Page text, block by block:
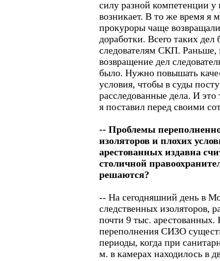
силу разной компетенции у
возникает. В то же время я
прокуроры чаще
доработки. Всего таких
следователям СКП. Раньше,
возвращение дел
было. Нужно повышать
условия, чтобы в суды
расследованные дела. И
я поставил перед своими
-- Проблемы
изоляторов и плохих
арестованных издавна
столичной
решаются?
-- На сегодняшний день в
следственных изоляторов,
почти 9 тыс. арестованных.
переполнения СИЗО
периоды, когда при
м. в камерах находилось в